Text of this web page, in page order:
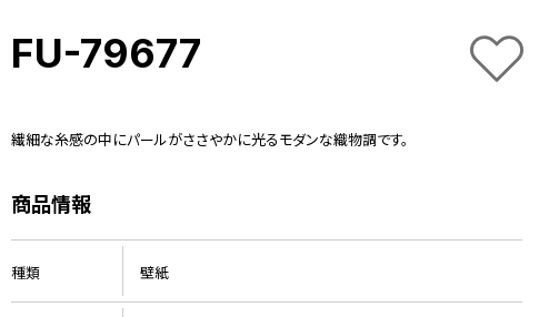
FU-79677
繊細な糸感の中にパールがささやかに光るモダンな織物調です。
商品情報
種類 壁紙